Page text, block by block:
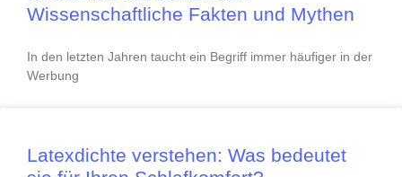
Wissenschaftliche Fakten und Mythen
In den letzten Jahren taucht ein Begriff immer häufiger in der
Werbung
Latexdichte verstehen: Was bedeutet